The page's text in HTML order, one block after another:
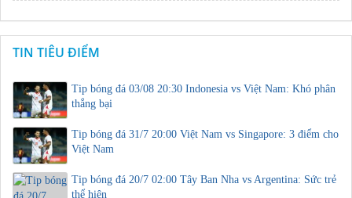
TIN TIÊU ĐIỂM
Tip bóng đá 03/08 20:30 Indonesia vs Việt Nam: Khó phân
thắng bại
Tip bóng đá 31/7 20:00 Việt Nam vs Singapore: 3 điểm cho
Việt Nam
Tip bóng đá 20/7 02:00 Tây Ban Nha vs Argentina: Sức trẻ
thể hiện